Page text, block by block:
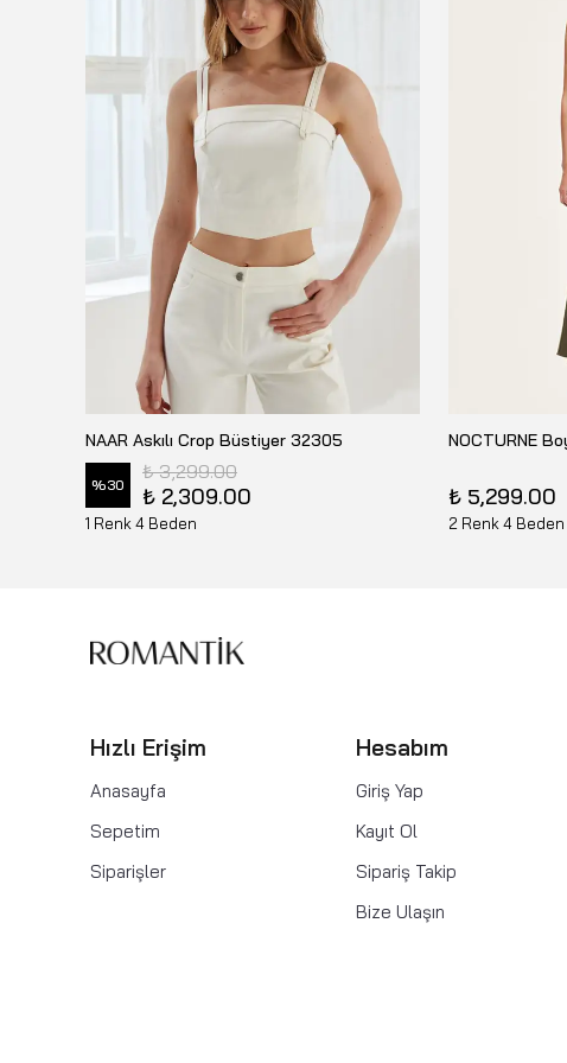
NAAR Askılı Crop Büstiyer 32305
%30
₺ 3,299.00
₺ 2,309.00
1 Renk 4 Beden
₺ 5,299.00
2 Renk 4 Beden
Hızlı Erişim
Anasayfa
Sepetim
Siparişler
Hesabım
Giriş Yap
Kayıt Ol
Sipariş Takip
Bize Ulaşın